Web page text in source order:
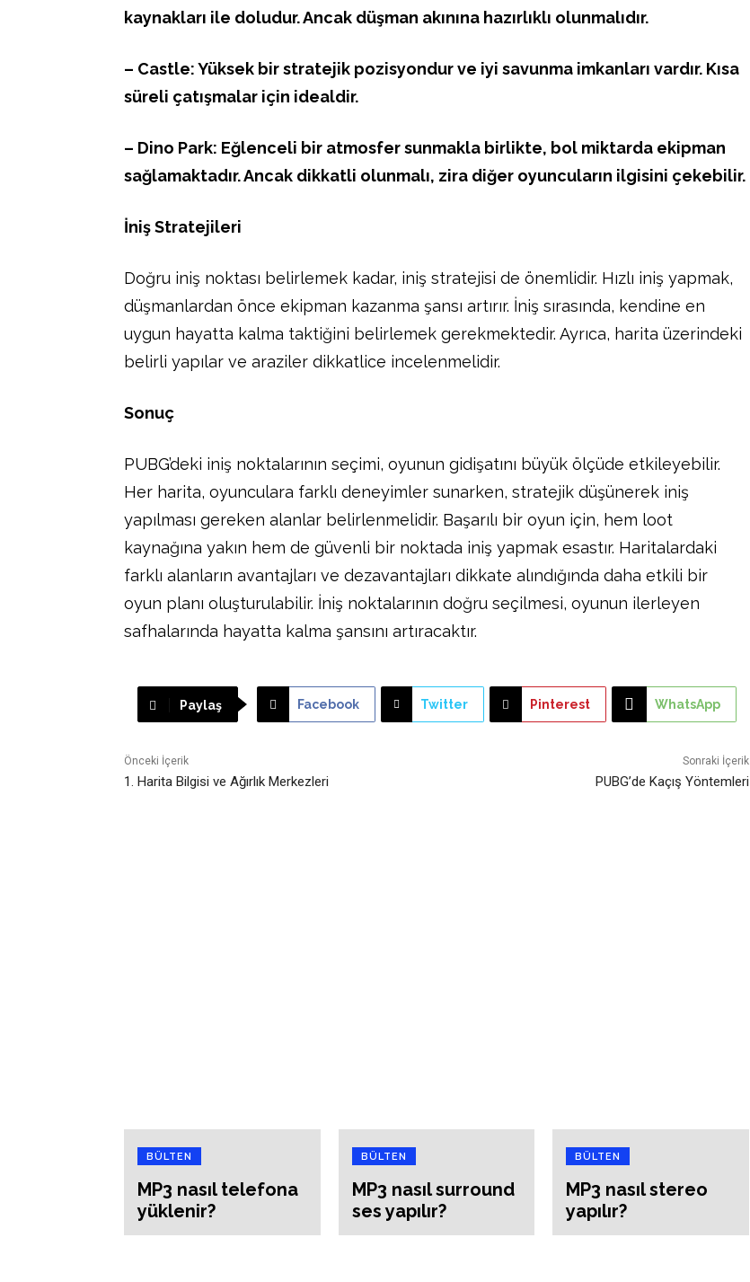
kaynakları ile doludur. Ancak düşman akınına hazırlıklı olunmalıdır.
– Castle: Yüksek bir stratejik pozisyondur ve iyi savunma imkanları vardır. Kısa
süreli çatışmalar için idealdir.
– Dino Park: Eğlenceli bir atmosfer sunmakla birlikte, bol miktarda ekipman
sağlamaktadır. Ancak dikkatli olunmalı, zira diğer oyuncuların ilgisini çekebilir.
İniş Stratejileri
Doğru iniş noktası belirlemek kadar, iniş stratejisi de önemlidir. Hızlı iniş yapmak,
düşmanlardan önce ekipman kazanma şansı artırır. İniş sırasında, kendine en
uygun hayatta kalma taktiğini belirlemek gerekmektedir. Ayrıca, harita üzerindeki
belirli yapılar ve araziler dikkatlice incelenmelidir.
Sonuç
PUBG’deki iniş noktalarının seçimi, oyunun gidişatını büyük ölçüde etkileyebilir.
Her harita, oyunculara farklı deneyimler sunarken, stratejik düşünerek iniş
yapılması gereken alanlar belirlenmelidir. Başarılı bir oyun için, hem loot
kaynağına yakın hem de güvenli bir noktada iniş yapmak esastır. Haritalardaki
farklı alanların avantajları ve dezavantajları dikkate alındığında daha etkili bir
oyun planı oluşturulabilir. İniş noktalarının doğru seçilmesi, oyunun ilerleyen
safhalarında hayatta kalma şansını artıracaktır.
Paylaş Facebook Twitter Pinterest WhatsApp
Önceki İçerik
1. Harita Bilgisi ve Ağırlık Merkezleri
Sonraki İçerik
PUBG’de Kaçış Yöntemleri
BÜLTEN
MP3 nasıl telefona
yüklenir?
BÜLTEN
MP3 nasıl surround
ses yapılır?
BÜLTEN
MP3 nasıl stereo
yapılır?